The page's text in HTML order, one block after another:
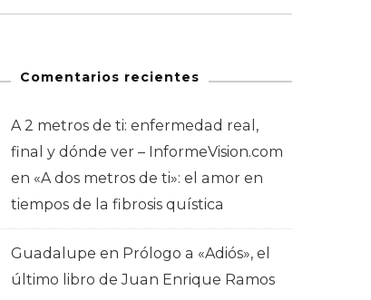
Comentarios recientes
A 2 metros de ti: enfermedad real,
final y dónde ver – InformeVision.com
en «A dos metros de ti»: el amor en
tiempos de la fibrosis quística
Guadalupe en Prólogo a «Adiós», el
último libro de Juan Enrique Ramos